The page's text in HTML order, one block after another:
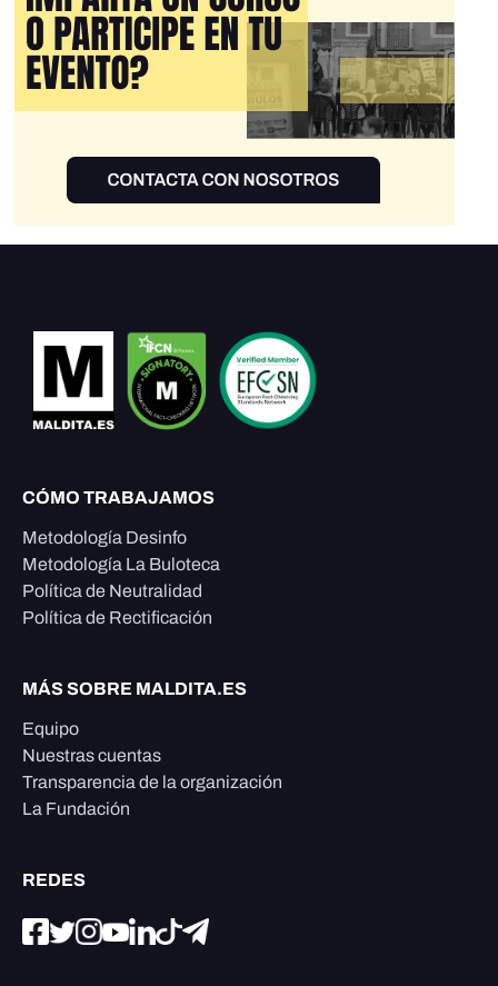
CÓMO TRABAJAMOS
Metodología Desinfo
Metodología La Buloteca
Política de Neutralidad
Política de Rectificación
MÁS SOBRE MALDITA.ES
Equipo
Nuestras cuentas
Transparencia de la organización
La Fundación
REDES